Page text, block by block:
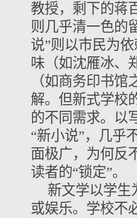
教授，剩下的蒋
则几乎清一色的
说”则以市民为
味（如沈雁冰、
（如商务印书
解。但新式学校
的不同需求。以
“新小说”，几乎
面极广，为何反
读者的“锁定”。
新文学以学生
或娱乐。学校不